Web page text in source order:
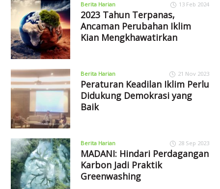
Berita Harian 13 Feb 2024
2023 Tahun Terpanas,
Ancaman Perubahan Iklim
Kian Mengkhawatirkan
Berita Harian 21 Nov 2023
Peraturan Keadilan Iklim Perlu
Didukung Demokrasi yang
Baik
Berita Harian 28 Sep 2023
MADANI: Hindari Perdagangan
Karbon Jadi Praktik
Greenwashing